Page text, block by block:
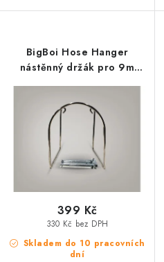
BigBoi Hose Hanger
nástěnný držák pro 9m
hadici
Skladem do 10 pracovních
dní
330 Kč bez DPH
399 Kč